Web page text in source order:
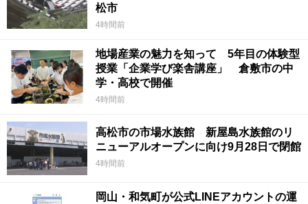
松市
4時間前
地場産業の魅力を知って 5年目の体験型
授業「企業学び楽舎講座」 倉敷市の中
学・高校で開催
4時間前
高松市の市場水族館 新屋島水族館のリ
ニューアルオープンに向け9月28日で閉館
4時間前
岡山・和気町が公式LINEアカウントの運